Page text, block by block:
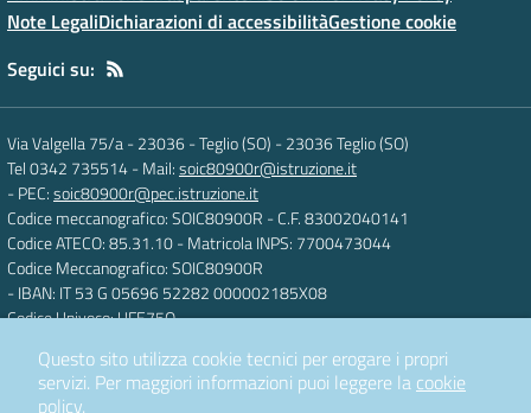
Note LegaliDichiarazioni di accessibilitàGestione cookie
Seguici su:
Via Valgella 75/a - 23036 - Teglio (SO) -23036 Teglio (SO)
Tel 0342 735514- Mail:soic80900r@istruzione.it
- PEC:soic80900r@pec.istruzione.it
Codice meccanografico: SOIC80900R - C.F. 83002040141
Codice ATECO: 85.31.10- Matricola INPS: 7700473044
Codice Meccanografico: SOIC80900R
- IBAN: IT 53 G 05696 52282 000002185X08
Codice Univoco: UFE75O
Concept & Design by
Designers Italia
Questo sito utilizza cookie tecnici per erogare i propri
servizi. Per maggiori informazioni puoi leggere la cookie
policy.